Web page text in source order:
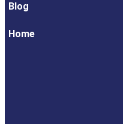
Blog
Home